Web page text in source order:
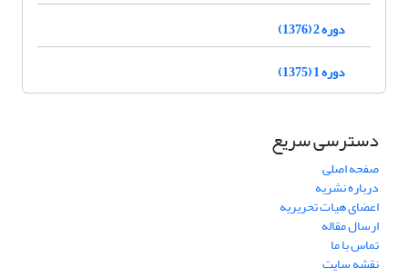
دوره 2 (1376)
دوره 1 (1375)
دسترسی سریع
صفحه اصلی
درباره نشریه
اعضای هیات تحریریه
ارسال مقاله
تماس با ما
نقشه سایت